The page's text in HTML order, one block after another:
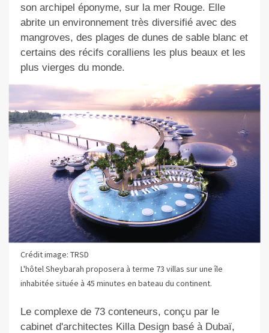
son archipel éponyme, sur la mer Rouge. Elle
abrite un environnement très diversifié avec des
mangroves, des plages de dunes de sable blanc et
certains des récifs coralliens les plus beaux et les
plus vierges du monde.
Crédit image: TRSD
L'hôtel Sheybarah proposera à terme 73 villas sur une île
inhabitée située à 45 minutes en bateau du continent.
Le complexe de 73 conteneurs, conçu par le
cabinet d'architectes Killa Design basé à Dubaï,